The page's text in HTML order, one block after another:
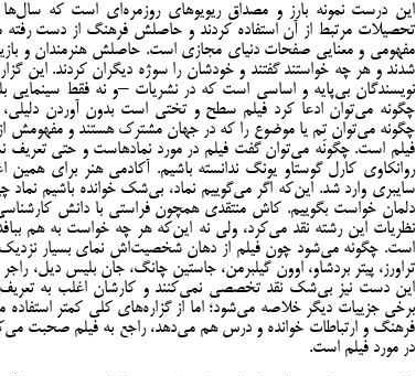
این درست نمونه بارز و مصداق ریویوهای روزمره‌ای است که
تحصیلات مرتبط از آن استفاده کردند و حاصلش فرهنگ از دست
مفهومی و معنایی صفحات دنیای مجازی است. حاصلش هنرمندان و
شدند و هر چه خواستند گفتند و خودشان را سوژه دیگران کردند. این
چگونه می‌توان ادعا کرد فیلم سطح و تختی است بدون آوردن دلیلی،
چگونه می‌توان تِم یا موضوع را که در جهان مشترک هستند و مفهومش
فیلم است. چگونه می‌توان گفت فیلم در مورد نمادهاست و حتی تعریف
روانکاوی کارل گوستاو یونگ ندانسته باشیم. آکادمی هنر برای
سایبری وارد شد. این‌که اگر می‌گوییم نماد، بی‌شک خوانده باشیم
دلمان خواست بگوییم. کاش منتقدی همچون فراستی با دانش کارشناسی
نظریات این رشته نقد می‌کرد، ولی نه این‌که هر چه خواست به هم
است. چگونه می‌شود چون فیلم از دهان شخصیت‌اش نمای بسیار نزدیک
تراورز، پیتر بردشاو، اوون گیلبرمن، جاستین چانگ، جان بلیس دیل، راجر
این دست نیز بی‌شک نقد تخصصی نمی‌کنند و کارشان اغلب به تعریف
برخی جزییات دیگر خلاصه می‌شود؛ اما از گزاره‌های کلی کمتر استفاده
فرهنگ و ارتباطات خوانده و درس هم می‌دهد، راجع به فیلم صحبت
در مورد فیلم است.